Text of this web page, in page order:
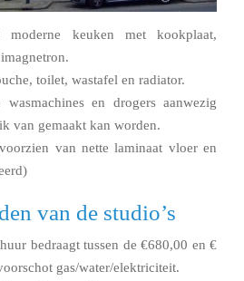
moderne keuken met kookplaat,
toilet, wastafel en radiator.
en drogers aanwezig
van gemaakt kan worden.
van nette laminaat vloer en
van de studio’s
bedraagt tussen de €680,00 en €
gas/water/elektriciteit.